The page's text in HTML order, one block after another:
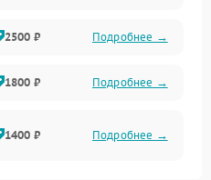
2500 ₽ Подробнее →
1800 ₽ Подробнее →
1400 ₽ Подробнее →